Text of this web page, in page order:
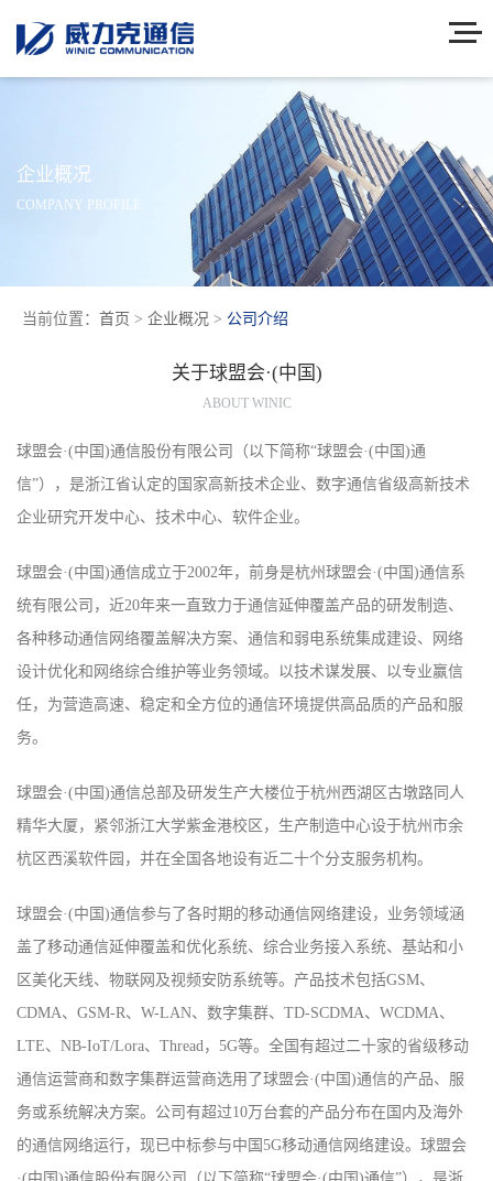
企业概况
COMPANY PROFILE
当前位置： 首页 > 企业概况 > 公司介绍
关于球盟会·(中国)
ABOUT WINIC
球盟会·(中国)通信股份有限公司（以下简称“球盟会·(中国)通
信”），是浙江省认定的国家高新技术企业、数字通信省级高新技术
企业研究开发中心、技术中心、软件企业。
球盟会·(中国)通信成立于2002年，前身是杭州球盟会·(中国)通信系
统有限公司，近20年来一直致力于通信延伸覆盖产品的研发制造、
各种移动通信网络覆盖解决方案、通信和弱电系统集成建设、网络
设计优化和网络综合维护等业务领域。以技术谋发展、以专业赢信
任，为营造高速、稳定和全方位的通信环境提供高品质的产品和服
务。
球盟会·(中国)通信总部及研发生产大楼位于杭州西湖区古墩路同人
精华大厦，紧邻浙江大学紫金港校区，生产制造中心设于杭州市余
杭区西溪软件园，并在全国各地设有近二十个分支服务机构。
球盟会·(中国)通信参与了各时期的移动通信网络建设，业务领域涵
盖了移动通信延伸覆盖和优化系统、综合业务接入系统、基站和小
区美化天线、物联网及视频安防系统等。产品技术包括GSM、
CDMA、GSM-R、W-LAN、数字集群、TD-SCDMA、WCDMA、
LTE、NB-IoT/Lora、Thread，5G等。全国有超过二十家的省级移动
通信运营商和数字集群运营商选用了球盟会·(中国)通信的产品、服
务或系统解决方案。公司有超过10万台套的产品分布在国内及海外
的通信网络运行，现已中标参与中国5G移动通信网络建设。球盟会